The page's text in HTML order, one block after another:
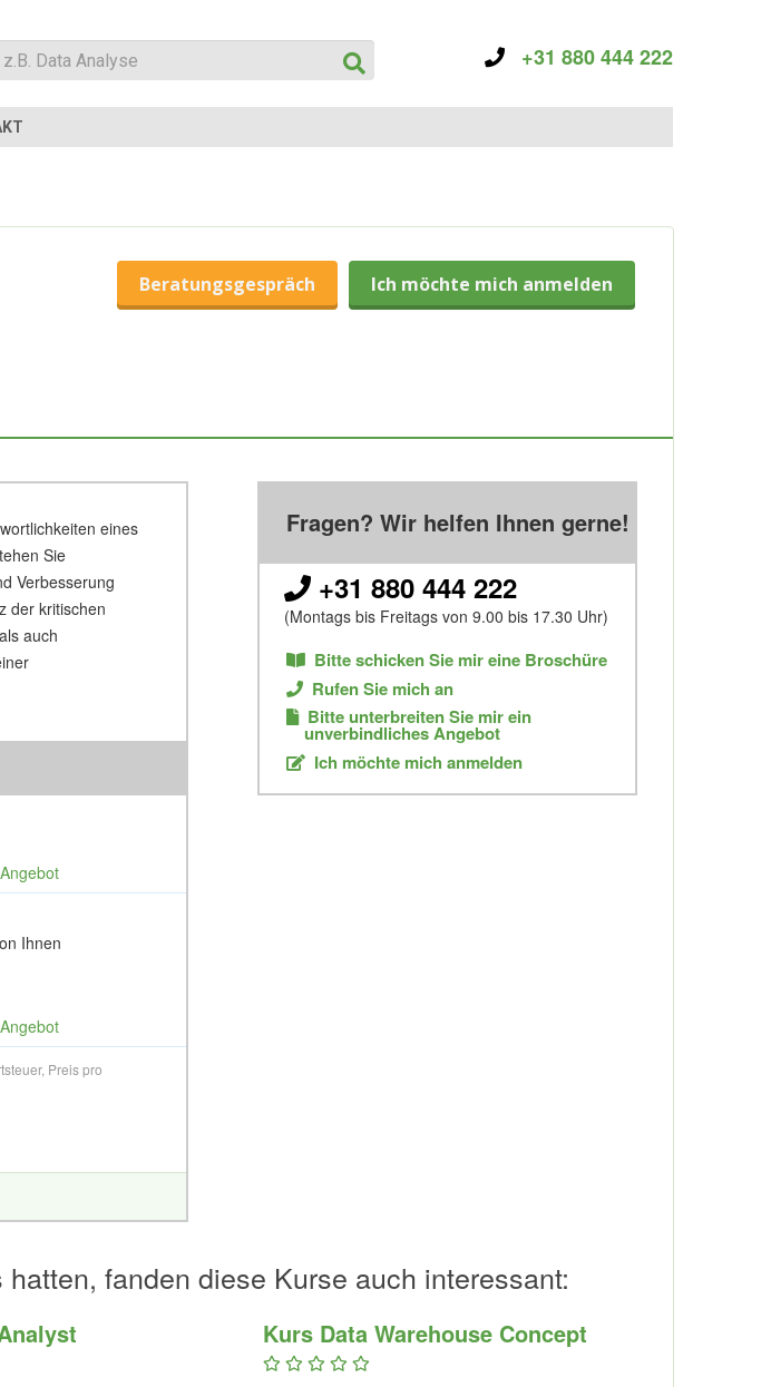
+31 880 444 222
Beratungsgespräch Ich möchte mich anmelden
eines
Sie
Verbesserung
der kritischen
auch
Ihnen
Preis pro
Fragen? Wir helfen Ihnen gerne!
+31 880 444 222
(Montags bis Freitags von 9.00 bis 17.30 Uhr)
Bitte schicken Sie mir eine Broschüre
Rufen Sie mich an
Bitte unterbreiten Sie mir ein
unverbindliches Angebot
Ich möchte mich anmelden
fanden diese Kurse auch interessant:
Kurs Data Warehouse Concept